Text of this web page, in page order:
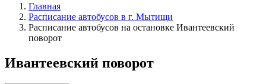
Главная
Расписание автобусов в г. Мытищи
Расписание автобусов на остановке Ивантеевский
поворот
Ивантеевский поворот